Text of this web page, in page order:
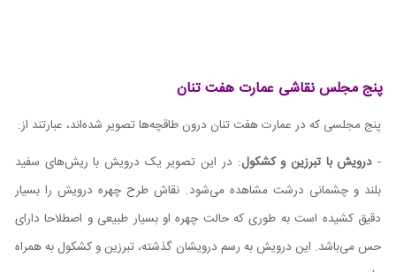
پنج مجلس نقاشی عمارت هفت تنان
پنج مجلسی که در عمارت هفت تنان درون طاقچه‌ها تصویر شده‌اند، عبارتند از:
- درویش با تبرزین و کشکول: در این تصویر یک درویش با ریش‌های سفید
بلند و چشمانی درشت مشاهده می‌شود. نقاش طرح چهره درویش را بسیار
دقیق کشیده است به طوری که حالت چهره او بسیار طبیعی و اصطلاحا دارای
حس می‌باشد. این درویش به رسم درویشان گذشته، تبرزین و کشکول به همراه